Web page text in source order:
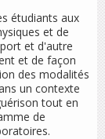
étudiants aux
et de
et d'autre
et de façon
des modalités
un contexte
tout en
de